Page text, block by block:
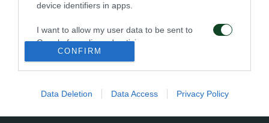
device identifiers in apps.
I want to allow my user data to be sent to
Google for online advertising purposes.
related to analytics like cookies on web or
CONFIRM
Data Deletion Data Access Privacy Policy
ΠΑΕ ΠΑΝΑΘΗΝΑΪΚΟΣ
PANATHINAIKOS FC